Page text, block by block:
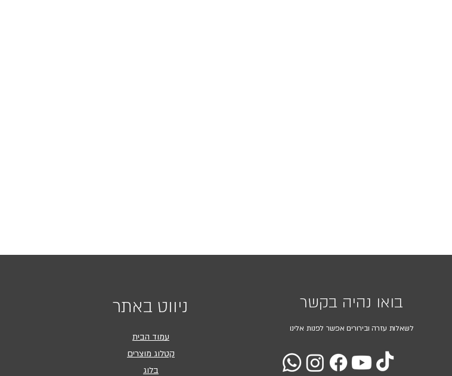
ניווט באתר
עמוד הבית
קטלוג מוצרים
בלוג
בואו נהיה בקשר
לשאלות עזרה ובירורים אפשר לפנות אלינו